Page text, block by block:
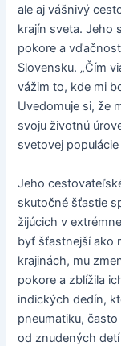
ale aj vášnivý
krajín sveta. Jeho
pokore a
Slovensku. „Čím
vážim to, kde mi
Uvedomuje si, že
svoju životnú
svetovej
Jeho
skutočné šťastie
žijúcich v
byť šťastnejší ako
krajinách, mu
pokore a zblížila
indických dedín,
pneumatiku,
od znudených